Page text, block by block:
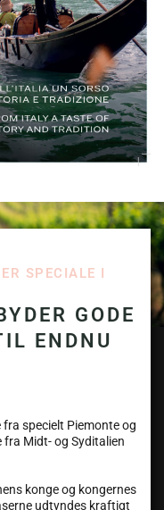
SPECIALE I
GODE
ENDNU
specielt Piemonte og
fra Midt- og Syditalien
konge og kongernes
udtyndes kraftigt